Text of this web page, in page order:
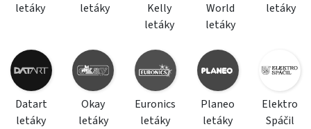
letáky
letáky
Kelly
letáky
World
letáky
letáky
Datart
letáky
Okay
letáky
Euronics
letáky
Planeo
letáky
Elektro
Spáčil